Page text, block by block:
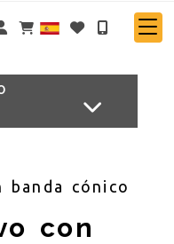
Identifícate
banda cónico
con